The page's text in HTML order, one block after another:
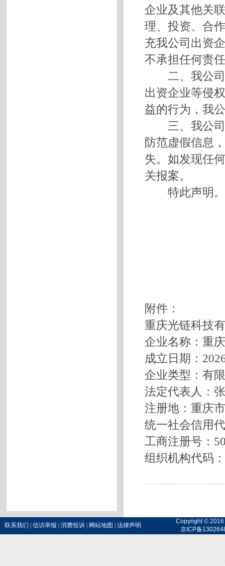
企业及其他关
理、投资、合
充我公司出资
不承担任何责
二、我公司
出资企业等侵
益的行为，我
三、我公司
防范虚假信息
失。如发现任
关报案。
特此声明。
附件：
重庆光链科技
企业名称：重
成立日期：
企业类型：有
法定代表人：
注册地：重庆
统一社会信用
工商注册号：
组织机构代码
联系我们 信访举报 消费投诉 网站地图 法律声明
Copyright © 2016
京ICP备